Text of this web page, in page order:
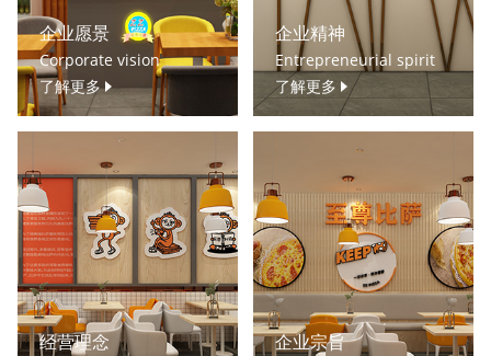
企业愿景
Corporate vision
了解更多
企业精神
Entrepreneurial spirit
了解更多
经营理念 企业宗旨